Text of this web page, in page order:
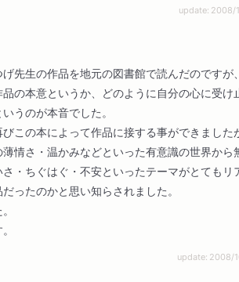
update: 2008/
先生の作品を地元の図書館で読んだのですが
の本意というか、どのように自分の心に受け
うのが本音でした。
この本によって作品に接する事ができました
情さ・温かみなどといった有意識の世界から
・ちぐはぐ・不安といったテーマがとてもリ
ったのかと思い知らされました。
update: 2008/